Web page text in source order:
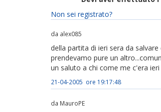
Non sei registrato?
da alex085
della partita di ieri sera da
prendevamo pure un
un saluto a chi come me c'era
21-04-2005 ore 19:17:48
da MauroPE